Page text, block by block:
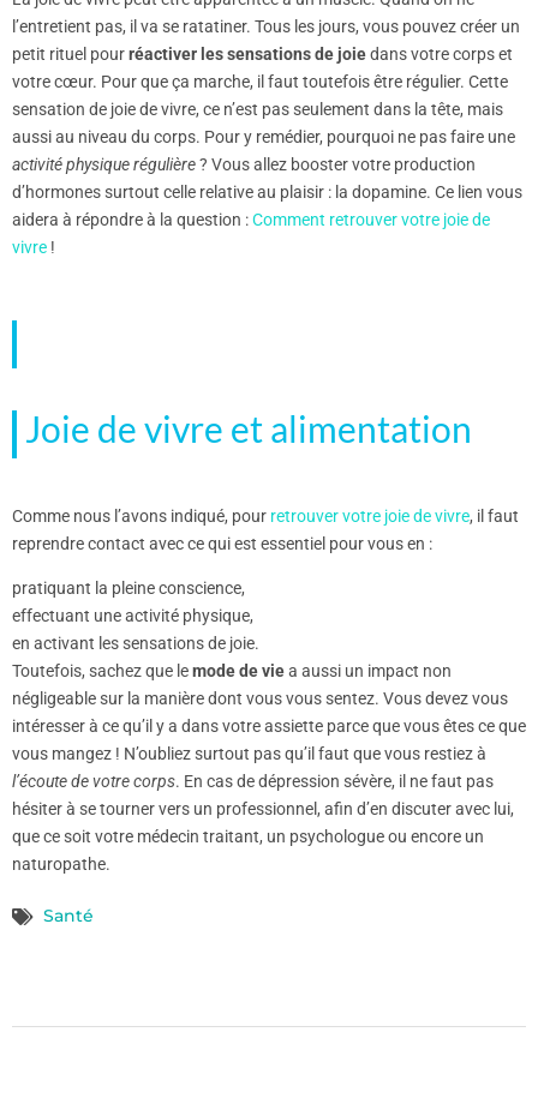
l’entretient pas, il va se ratatiner. Tous les jours, vous pouvez créer un
petit rituel pourréactiver les sensations de joiedans votre corps et
votre cœur. Pour que ça marche, il faut toutefois être régulier. Cette
sensation de joie de vivre, ce n’est pas seulement dans la tête, mais
aussi au niveau du corps. Pour y remédier, pourquoi ne pas faire une
activité physique régulière? Vous allez booster votre production
d’hormones surtout celle relative au plaisir : la dopamine. Ce lien vous
aidera à répondre à la question :Comment retrouver votre joie de
vivre !
Joie de vivre et alimentation
Comme nous l’avons indiqué, pour retrouver votre joie de vivre, il faut
reprendre contact avec ce qui est essentiel pour vous en :
pratiquant la pleine conscience,
effectuant une activité physique,
en activant les sensations de joie.
Toutefois, sachez que lemode de viea aussi un impact non
négligeable sur la manière dont vous vous sentez. Vous devez vous
intéresser à ce qu’il y a dans votre assiette parce que vous êtes ce que
vous mangez ! N’oubliez surtout pas qu’il faut que vous restiez à
l’écoute de votre corps. En cas de dépression sévère, il ne faut pas
hésiter à se tourner vers un professionnel, afin d’en discuter avec lui,
que ce soit votre médecin traitant, un psychologue ou encore un
naturopathe.
Santé